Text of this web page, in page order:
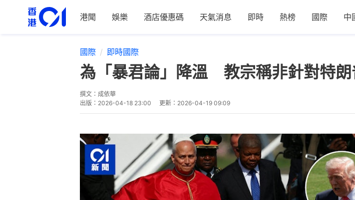
港聞 娛樂 酒店優惠碼 天氣消息 即時 熱榜 國際 中
國際 即時國際
為「暴君論」降溫 教宗稱非針對特
撰文： 成依華
出版： 2026-04-18 23:00 更新： 2026-04-19 09:09